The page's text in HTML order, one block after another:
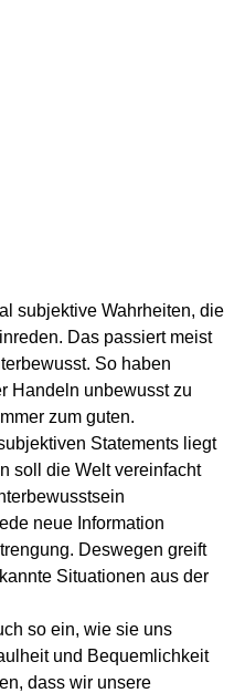
subjektive Wahrheiten, die
Das passiert meist
So haben
Handeln unbewusst zu
zum guten.
Statements liegt
soll die Welt vereinfacht
neue Information
Deswegen greift
Situationen aus der
so ein, wie sie uns
und Bequemlichkeit
dass wir unsere